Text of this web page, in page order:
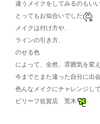
違うメイクをしてみるのもい
とってもお似合いでした
メイクは付け方や、
ラインの引き方、
のせる色
によって、全然、雰囲気を変
今までとまた違った自分に出
色んなメイクにチャレンジし
ビリーフ佐賀店 荒木